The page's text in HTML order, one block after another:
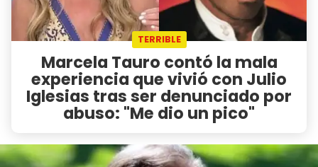
TERRIBLE
Marcela Tauro contó la mala
experiencia que vivió con Julio
Iglesias tras ser denunciado por
abuso: "Me dio un pico"